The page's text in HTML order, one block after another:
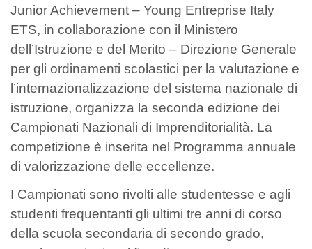
Junior Achievement – Young Entreprise Italy
ETS, in collaborazione con il Ministero
dell’Istruzione e del Merito – Direzione Generale
per gli ordinamenti scolastici per la valutazione e
l’internazionalizzazione del sistema nazionale di
istruzione, organizza la seconda edizione dei
Campionati Nazionali di Imprenditorialità. La
competizione è inserita nel Programma annuale
di valorizzazione delle eccellenze.
I Campionati sono rivolti alle studentesse e agli
studenti frequentanti gli ultimi tre anni di corso
della scuola secondaria di secondo grado,